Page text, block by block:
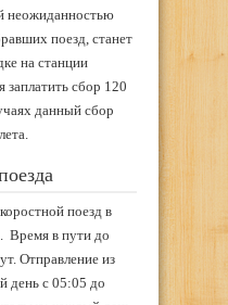
неожиданностью
поезд, станет
на станции
сбор 120
данный сбор
поезд в
Время в пути до
Отправление из
день с 05:05 до